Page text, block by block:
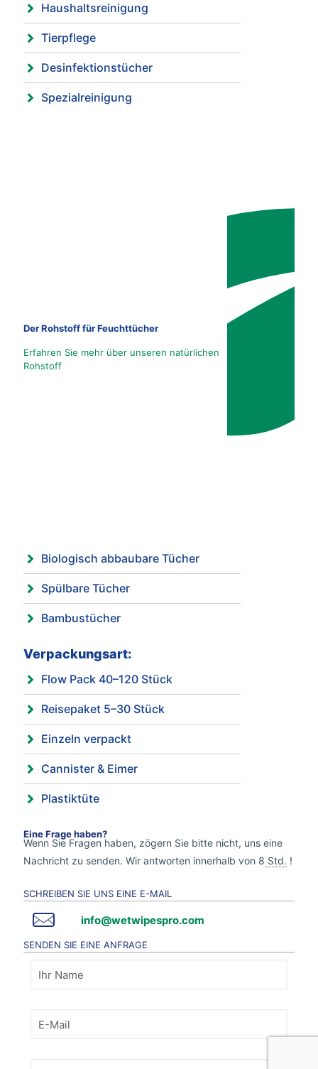
Haushaltsreinigung
Tierpflege
Desinfektionstücher
Spezialreinigung
Der Rohstoff für Feuchttücher
Erfahren Sie mehr über unseren natürlichen
Rohstoff
Biologisch abbaubare Tücher
Spülbare Tücher
Bambustücher
Verpackungsart:
Flow Pack 40–120 Stück
Reisepaket 5–30 Stück
Einzeln verpackt
Cannister & Eimer
Plastiktüte
Eine Frage haben?
Wenn Sie Fragen haben, zögern Sie bitte nicht, uns eine
Nachricht zu senden. Wir antworten innerhalb von 8 Std. !
SCHREIBEN SIE UNS EINE E-MAIL
info@wetwipespro.com
SENDEN SIE EINE ANFRAGE